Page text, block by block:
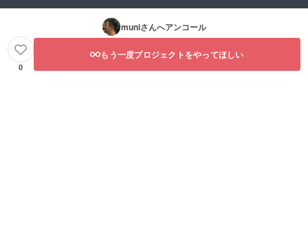
muniさんへアンコール
0
もう一度プロジェクトをやってほしい